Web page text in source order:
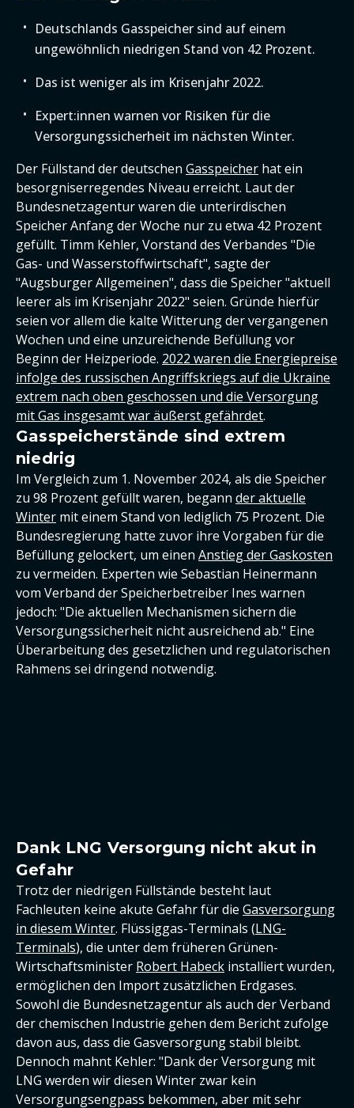
Deutschlands Gasspeicher sind auf einem
ungewöhnlich niedrigen Stand von 42 Prozent.
Das ist weniger als im Krisenjahr 2022.
Expert:innen warnen vor Risiken für die
Versorgungssicherheit im nächsten Winter.
Der Füllstand der deutschen Gasspeicher hat ein
besorgniserregendes Niveau erreicht. Laut der
Bundesnetzagentur waren die unterirdischen
Speicher Anfang der Woche nur zu etwa 42 Prozent
gefüllt. Timm Kehler, Vorstand des Verbandes "Die
Gas- und Wasserstoffwirtschaft", sagte der
"Augsburger Allgemeinen", dass die Speicher "aktuell
leerer als im Krisenjahr 2022" seien. Gründe hierfür
seien vor allem die kalte Witterung der vergangenen
Wochen und eine unzureichende Befüllung vor
Beginn der Heizperiode. 2022 waren die Energiepreise
infolge des russischen Angriffskriegs auf die Ukraine
extrem nach oben geschossen und die Versorgung
mit Gas insgesamt war äußerst gefährdet.
Gasspeicherstände sind extrem
niedrig
Im Vergleich zum 1. November 2024, als die Speicher
zu 98 Prozent gefüllt waren, begann der aktuelle
Winter mit einem Stand von lediglich 75 Prozent. Die
Bundesregierung hatte zuvor ihre Vorgaben für die
Befüllung gelockert, um einen Anstieg der Gaskosten
zu vermeiden. Experten wie Sebastian Heinermann
vom Verband der Speicherbetreiber Ines warnen
jedoch: "Die aktuellen Mechanismen sichern die
Versorgungssicherheit nicht ausreichend ab." Eine
Überarbeitung des gesetzlichen und regulatorischen
Rahmens sei dringend notwendig.
Dank LNG Versorgung nicht akut in
Gefahr
Trotz der niedrigen Füllstände besteht laut
Fachleuten keine akute Gefahr für die Gasversorgung
in diesem Winter. Flüssiggas-Terminals (LNG-
Terminals), die unter dem früheren Grünen-
Wirtschaftsminister Robert Habeck installiert wurden,
ermöglichen den Import zusätzlichen Erdgases.
Sowohl die Bundesnetzagentur als auch der Verband
der chemischen Industrie gehen dem Bericht zufolge
davon aus, dass die Gasversorgung stabil bleibt.
Dennoch mahnt Kehler: "Dank der Versorgung mit
LNG werden wir diesen Winter zwar kein
Versorgungsengpass bekommen, aber mit sehr